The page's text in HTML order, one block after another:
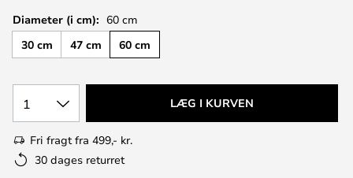
Diameter (i cm): 60 cm
30 cm
47 cm 60 cm
1 LÆG I KURVEN
Fri fragt fra 499,- kr.
30 dages returret